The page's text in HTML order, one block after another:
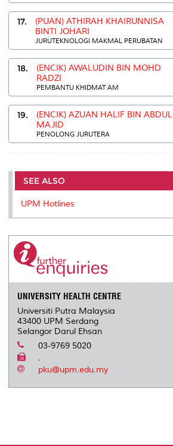
17.
(PUAN) ATHIRAH KHAIRUNNISA
BINTI JOHARI
JURUTEKNOLOGI MAKMAL PERUBATAN
18.
(ENCIK) AWALUDIN BIN MOHD
RADZI
PEMBANTU KHIDMAT AM
19.
(ENCIK) AZUAN HALIF BIN ABDUL
MAJID
PENOLONG JURUTERA
SEE ALSO
UPM Hotlines
UNIVERSITY HEALTH CENTRE
Universiti Putra Malaysia
43400 UPM Serdang
Selangor Darul Ehsan
03-9769 5020
.
pku@upm.edu.my